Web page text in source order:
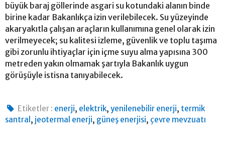
büyük baraj göllerinde asgari su kotundaki alanın binde
birine kadar Bakanlıkça izin verilebilecek. Su yüzeyinde
akaryakıtla çalışan araçların kullanımına genel olarak izin
verilmeyecek; su kalitesi izleme, güvenlik ve toplu taşıma
gibi zorunlu ihtiyaçlar için içme suyu alma yapısına 300
metreden yakın olmamak şartıyla Bakanlık uygun
görüşüyle istisna tanıyabilecek.
Etiketler : enerji, elektrik,yenilenebilir enerji, termik
santral , jeotermal enerji, güneş enerjisi, çevre mevzuatı